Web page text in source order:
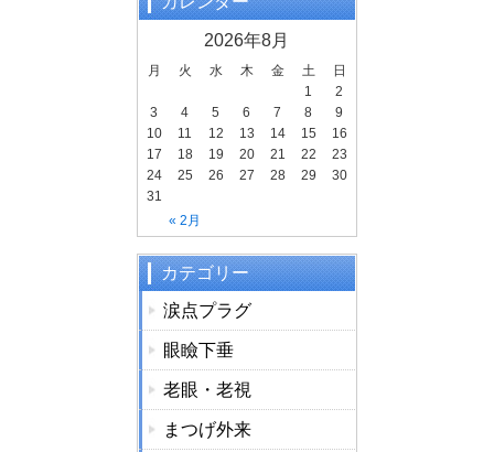
2026年8月
月 火 水 木 金 土 日
« 2月
1
2
3
4 5 6 7 8
9
10
11 12 13 14 15
16
17
18 19 20 21 22
23
24
25 26 27 28 29
30
31
カテゴリー
涙点プラグ
眼瞼下垂
老眼・老視
まつげ外来